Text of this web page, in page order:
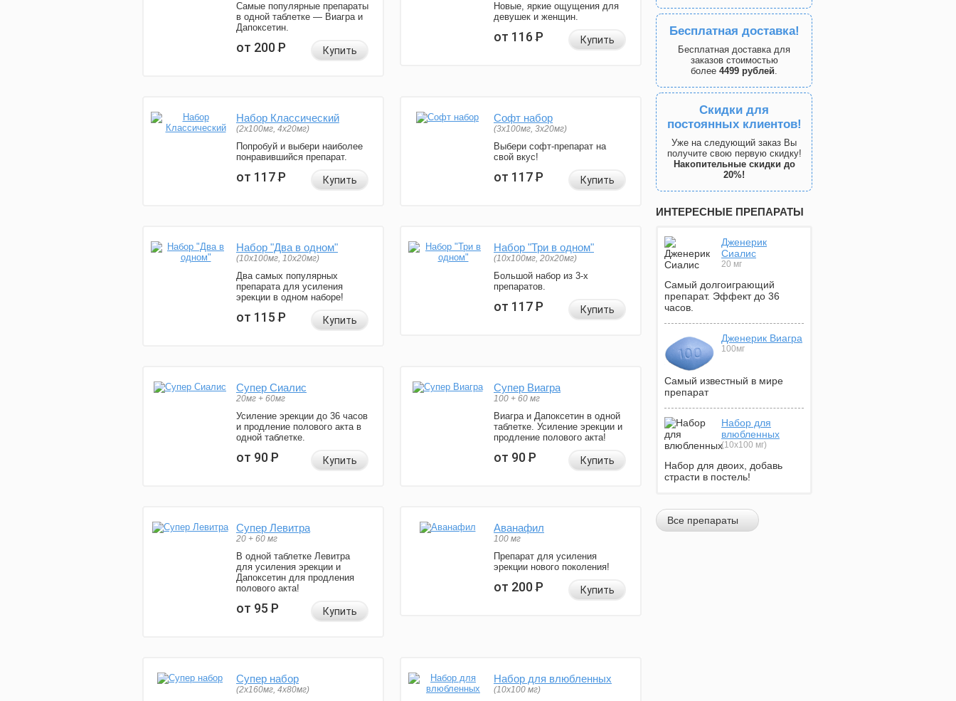
Самые популярные препараты
в одной таблетке — Виагра и
Дапоксетин.
от 200Р Купить
Новые, яркие ощущения для
девушек и женщин.
от 116Р Купить
Набор Классический
(2x100мг, 4x20мг)
Попробуй и выбери наиболее
понравившийся препарат.
от 117Р Купить
Софт набор
(3x100мг, 3x20мг)
Выбери софт-препарат на
свой вкус!
от 117Р Купить
Набор "Два в одном"
(10x100мг, 10x20мг)
Два самых популярных
препарата для усиления
эрекции в одном наборе!
от 115Р Купить
Набор "Три в одном"
(10x100мг, 20x20мг)
Большой набор из 3-х
препаратов.
от 117Р Купить
Супер Сиалис
20мг + 60мг
Усиление эрекции до 36 часов
и продление полового акта в
одной таблетке.
от 90Р Купить
Супер Виагра
100 + 60 мг
Виагра и Дапоксетин в одной
таблетке. Усиление эрекции и
продление полового акта!
от 90Р Купить
Супер Левитра
20 + 60 мг
В одной таблетке Левитра
для усиления эрекции и
Дапоксетин для продления
полового акта!
от 95Р Купить
Аванафил
100 мг
Препарат для усиления
эрекции нового поколения!
от 200Р Купить
Супер набор
(2х160мг, 4х80мг)
Набор для влюбленных
(10х100 мг)
Бесплатная доставка!
Бесплатная доставка для
заказов стоимостью
более 4499 рублей.
Скидки для
постоянных клиентов!
Уже на следующий заказ Вы
получите свою первую скидку!
Накопительные скидки до
20%!
ИНТЕРЕСНЫЕ ПРЕПАРАТЫ
Дженерик
Сиалис
20 мг
Самый долгоиграющий
препарат. Эффект до 36
часов.
Дженерик Виагра
100мг
Самый известный в мире
препарат
Набор для
влюбленных
(10х100 мг)
Набор для двоих, добавь
страсти в постель!
Все препараты